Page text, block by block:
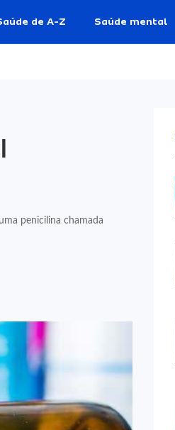
de A-Z Saúde mental
penicilina chamada